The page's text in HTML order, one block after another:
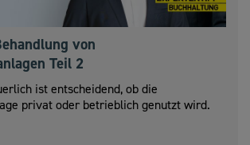
von
Teil 2
ist entscheidend, ob die
privat oder betrieblich genutzt wird.